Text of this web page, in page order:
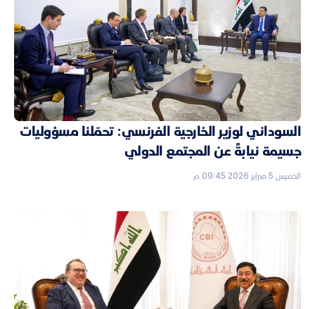
السوداني لوزير الخارجية الفرنسي: تحمّلنا مسؤوليات
جسيمة نيابةً عن المجتمع الدولي
الخميس 5 فبراير 2026 09:45 م